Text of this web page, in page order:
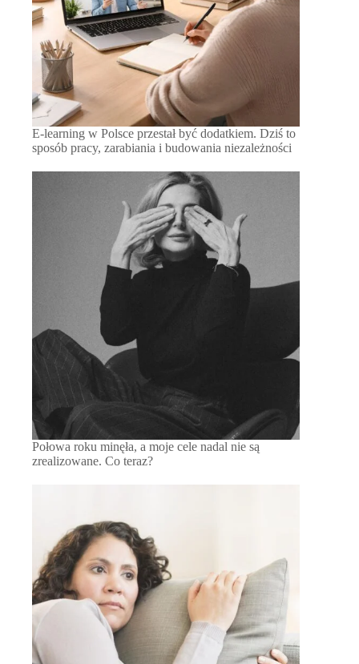
E-learning w Polsce przestał być dodatkiem. Dziś to
sposób pracy, zarabiania i budowania niezależności
Połowa roku minęła, a moje cele nadal nie są
zrealizowane. Co teraz?